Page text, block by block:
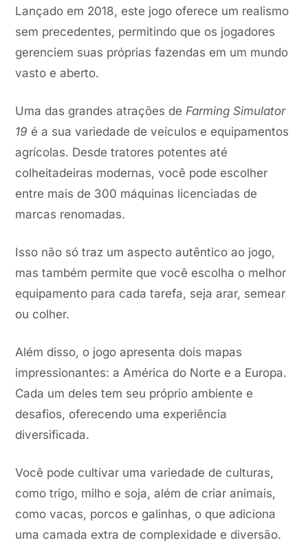
Lançado em 2018, este jogo oferece um realismo
sem precedentes, permitindo que os jogadores
gerenciem suas próprias fazendas em um mundo
vasto e aberto.
Uma das grandes atrações de Farming Simulator
19 é a sua variedade de veículos e equipamentos
agrícolas. Desde tratores potentes até
colheitadeiras modernas, você pode escolher
entre mais de 300 máquinas licenciadas de
marcas renomadas.
Isso não só traz um aspecto autêntico ao jogo,
mas também permite que você escolha o melhor
equipamento para cada tarefa, seja arar, semear
ou colher.
Além disso, o jogo apresenta dois mapas
impressionantes: a América do Norte e a Europa.
Cada um deles tem seu próprio ambiente e
desafios, oferecendo uma experiência
diversificada.
Você pode cultivar uma variedade de culturas,
como trigo, milho e soja, além de criar animais,
como vacas, porcos e galinhas, o que adiciona
uma camada extra de complexidade e diversão.